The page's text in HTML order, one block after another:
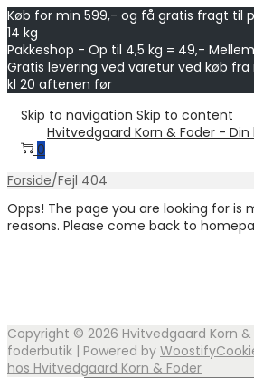
Køb for min 599,- og få gratis fragt til
14 kg
Pakkeshop - Op til 4,5 kg = 49,-
Gratis levering ved varetur ved køb
kl 20 aftenen før
Skip to navigation Skip to content
Hvitvedgaard Korn & Foder -
0
Forside/Fejl 404
Opps! The page you are looking for is
reasons. Please come back to
Copyright © 2026 Hvitvedgaard Korn
foderbutik | Powered by Woostify
hos Hvitvedgaard Korn & Foder